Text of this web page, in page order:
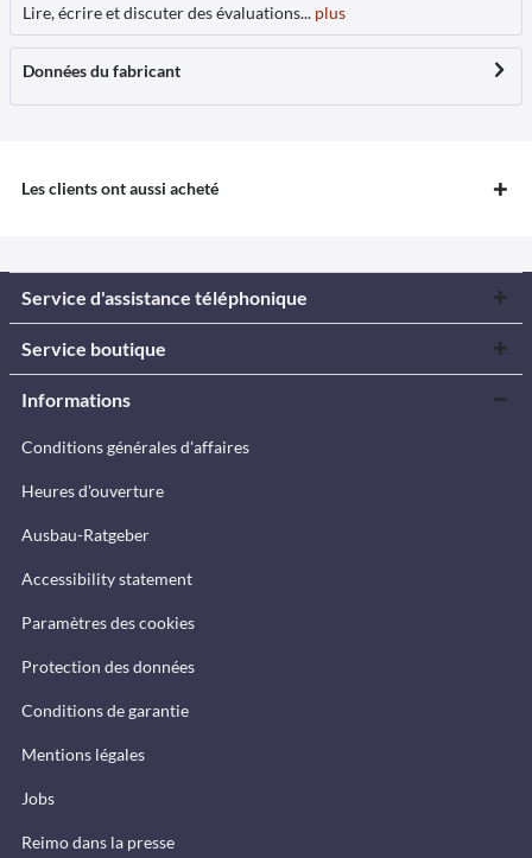
Lire, écrire et discuter des évaluations... plus
Données du fabricant
Les clients ont aussi acheté
Service d'assistance téléphonique
Service boutique
Informations
Conditions générales d'affaires
Heures d'ouverture
Ausbau-Ratgeber
Accessibility statement
Paramètres des cookies
Protection des données
Conditions de garantie
Mentions légales
Jobs
Reimo dans la presse